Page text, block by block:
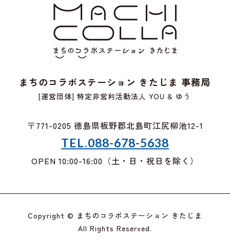
まちのコラボステーション きたじま 事務局
[運営団体] 特定非営利活動法人 YOU & ゆう
〒771-0205 徳島県板野郡北島町江尻柳池12-1
TEL.088-678-5638
OPEN 10:00-16:00（土・日・祝日を除く）
Copyright © まちのコラボステーション きたじま
All Rights Reserved.